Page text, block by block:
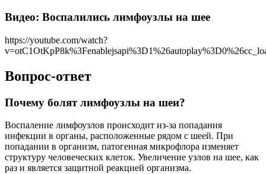
Видео: Воспалились лимфоузлы на шее
https://youtube.com/watch?
Вопрос-ответ
Почему болят лимфоузлы на шеи?
Воспаление лимфоузлов происходит из-за попадания
инфекции в органы, расположенные рядом с шеей. При
попадании в организм, патогенная микрофлора изменяет
структуру человеческих клеток. Увеличение узлов на шее, как
раз и является защитной реакцией организма.